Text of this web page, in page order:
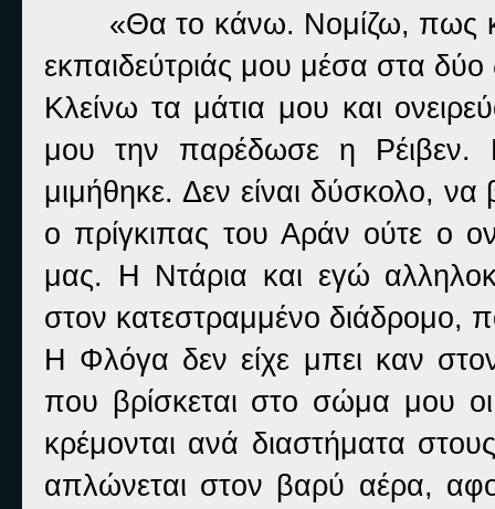
«Θα το κάνω. Νομίζω, πως
εκπαιδεύτριάς μου μέσα στα δύο
Κλείνω τα μάτια μου και
μου την παρέδωσε η Ρέιβεν.
μιμήθηκε. Δεν είναι δύσκολο,
ο πρίγκιπας του Αράν ούτε ο
μας. Η Ντάρια και εγώ
στον κατεστραμμένο διάδρομο,
Η Φλόγα δεν είχε μπει καν
που βρίσκεται στο σώμα μου
κρέμονται ανά διαστήματα
απλώνεται στον βαρύ αέρα,